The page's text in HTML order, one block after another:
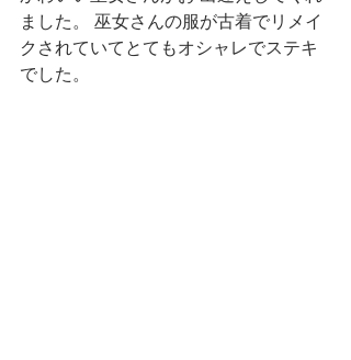
ました。 巫女さんの服が古着でリメイ
クされていてとてもオシャレでステキ
でした。